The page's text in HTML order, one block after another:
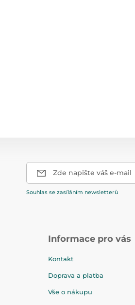
Zde napište váš e-mail
Souhlas se zasíláním newsletterů
Informace pro vás
Kontakt
Doprava a platba
Vše o nákupu